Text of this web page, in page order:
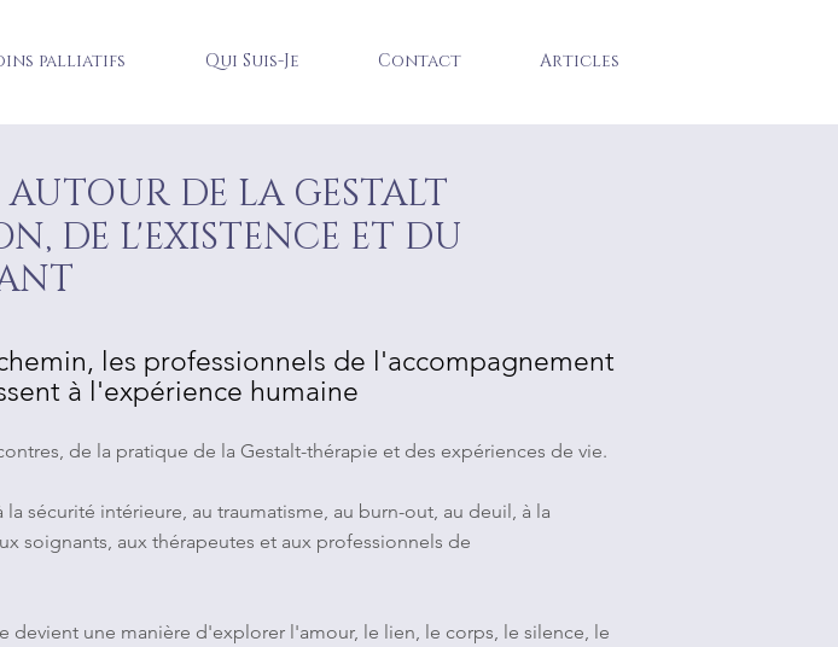
palliatifs Qui Suis-Je Contact Articles
AUTOUR DE LA GESTALT
DE L'EXISTENCE ET DU
les professionnels de l'accompagnement
à l'expérience humaine
de la pratique de la Gestalt-thérapie et des expériences de vie.
sécurité intérieure, au traumatisme, au burn-out, au deuil, à la
soignants, aux thérapeutes et aux professionnels de
une manière d'explorer l'amour, le lien, le corps, le silence, le